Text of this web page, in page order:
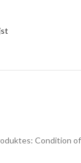
Condition of